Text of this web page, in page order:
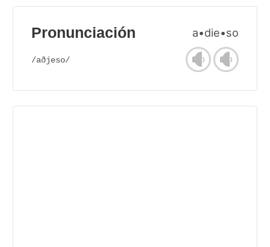
Pronunciación a•die•so
/aðjeso/